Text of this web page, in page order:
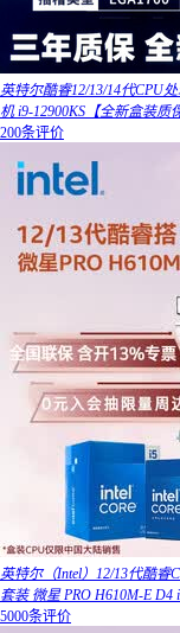
英特尔酷睿12/13/14代CPU
机 i9-12900KS【全新盒装质
200条评价
英特尔（Intel）12/13代酷睿
套装 微星 PRO H610M-E
5000条评价